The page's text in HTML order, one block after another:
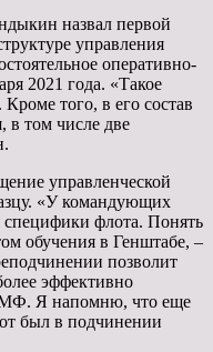
назвал первой
управления
оперативно-
2021 года. «Такое
того, в его состав
в том числе две
управленческой
«У командующих
флота. Понять
обучения в Генштабе, –
позволит
эффективно
Я напомню, что еще
был в подчинении